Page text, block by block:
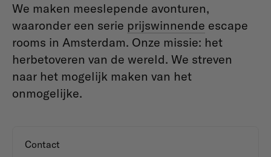
We maken meeslepende avonturen,
waaronder een serie prijswinnende escape
rooms in Amsterdam. Onze missie: het
herbetoveren van de wereld. We streven
naar het mogelijk maken van het
onmogelijke.
Contact